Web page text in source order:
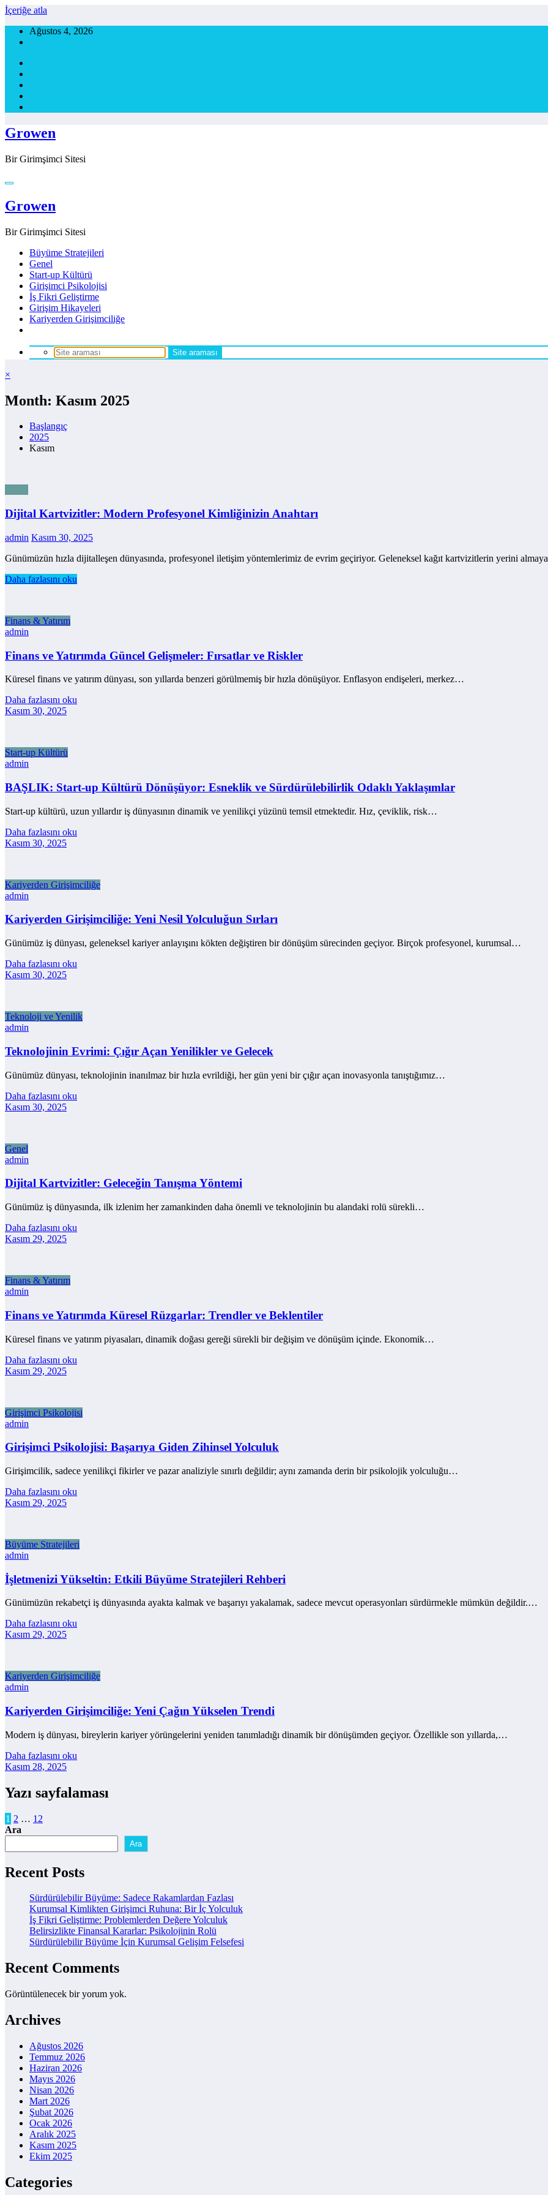
İçeriğe atla
Ağustos 4, 2026
Growen
Bir Girimşimci Sitesi
Growen
Bir Girimşimci Sitesi
Büyüme Stratejileri
Genel
Start-up Kültürü
Girişimci Psikolojisi
İş Fikri Geliştirme
Girişim Hikayeleri
Kariyerden Girişimciliğe
×
Month: Kasım 2025
Başlangıç
2025
Kasım
Dijital Kartvizitler: Modern Profesyonel Kimliğinizin Anahtarı
admin Kasım 30, 2025
Günümüzün hızla dijitalleşen dünyasında, profesyonel iletişim yöntemlerimiz de evrim geçiriyor. Geleneksel kağıt kartvizitlerin yerini
Daha fazlasını oku
Finans & Yatırım
admin
Finans ve Yatırımda Güncel Gelişmeler: Fırsatlar ve Riskler
Küresel finans ve yatırım dünyası, son yıllarda benzeri görülmemiş bir hızla dönüşüyor. Enflasyon endişeleri, merkez…
Daha fazlasını oku
Kasım 30, 2025
Start-up Kültürü
admin
BAŞLIK: Start-up Kültürü Dönüşüyor: Esneklik ve Sürdürülebilirlik Odaklı Yaklaşımlar
Start-up kültürü, uzun yıllardır iş dünyasının dinamik ve yenilikçi yüzünü temsil etmektedir. Hız, çeviklik, risk…
Daha fazlasını oku
Kasım 30, 2025
Kariyerden Girişimciliğe
admin
Kariyerden Girişimciliğe: Yeni Nesil Yolculuğun Sırları
Günümüz iş dünyası, geleneksel kariyer anlayışını kökten değiştiren bir dönüşüm sürecinden geçiyor. Birçok profesyonel, kurumsal…
Daha fazlasını oku
Kasım 30, 2025
Teknoloji ve Yenilik
admin
Teknolojinin Evrimi: Çığır Açan Yenilikler ve Gelecek
Günümüz dünyası, teknolojinin inanılmaz bir hızla evrildiği, her gün yeni bir çığır açan inovasyonla tanıştığımız…
Daha fazlasını oku
Kasım 30, 2025
Genel
admin
Dijital Kartvizitler: Geleceğin Tanışma Yöntemi
Günümüz iş dünyasında, ilk izlenim her zamankinden daha önemli ve teknolojinin bu alandaki rolü sürekli…
Daha fazlasını oku
Kasım 29, 2025
Finans & Yatırım
admin
Finans ve Yatırımda Küresel Rüzgarlar: Trendler ve Beklentiler
Küresel finans ve yatırım piyasaları, dinamik doğası gereği sürekli bir değişim ve dönüşüm içinde. Ekonomik…
Daha fazlasını oku
Kasım 29, 2025
Girişimci Psikolojisi
admin
Girişimci Psikolojisi: Başarıya Giden Zihinsel Yolculuk
Girişimcilik, sadece yenilikçi fikirler ve pazar analiziyle sınırlı değildir; aynı zamanda derin bir psikolojik yolculuğu…
Daha fazlasını oku
Kasım 29, 2025
Büyüme Stratejileri
admin
İşletmenizi Yükseltin: Etkili Büyüme Stratejileri Rehberi
Günümüzün rekabetçi iş dünyasında ayakta kalmak ve başarıyı yakalamak, sadece mevcut operasyonları sürdürmekle mümkün değildir.…
Daha fazlasını oku
Kasım 29, 2025
Kariyerden Girişimciliğe
admin
Kariyerden Girişimciliğe: Yeni Çağın Yükselen Trendi
Modern iş dünyası, bireylerin kariyer yörüngelerini yeniden tanımladığı dinamik bir dönüşümden geçiyor. Özellikle son yıllarda,…
Daha fazlasını oku
Kasım 28, 2025
Yazı sayfalaması
1 2 … 12
Ara
Ara
Recent Posts
Sürdürülebilir Büyüme: Sadece Rakamlardan Fazlası
Kurumsal Kimlikten Girişimci Ruhuna: Bir İç Yolculuk
İş Fikri Geliştirme: Problemlerden Değere Yolculuk
Belirsizlikte Finansal Kararlar: Psikolojinin Rolü
Sürdürülebilir Büyüme İçin Kurumsal Gelişim Felsefesi
Recent Comments
Görüntülenecek bir yorum yok.
Archives
Ağustos 2026
Temmuz 2026
Haziran 2026
Mayıs 2026
Nisan 2026
Mart 2026
Şubat 2026
Ocak 2026
Aralık 2025
Kasım 2025
Ekim 2025
Categories